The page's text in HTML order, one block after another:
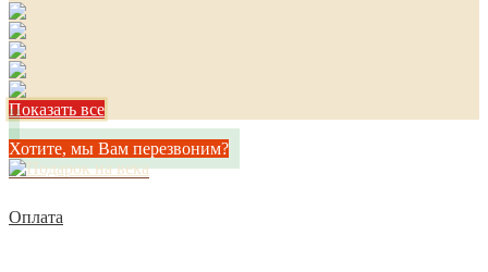
Показать все
Хотите, мы Вам перезвоним?
Оплата